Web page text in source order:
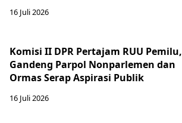
16 Juli 2026
Komisi II DPR Pertajam RUU Pemilu,
Gandeng Parpol Nonparlemen dan
Ormas Serap Aspirasi Publik
16 Juli 2026